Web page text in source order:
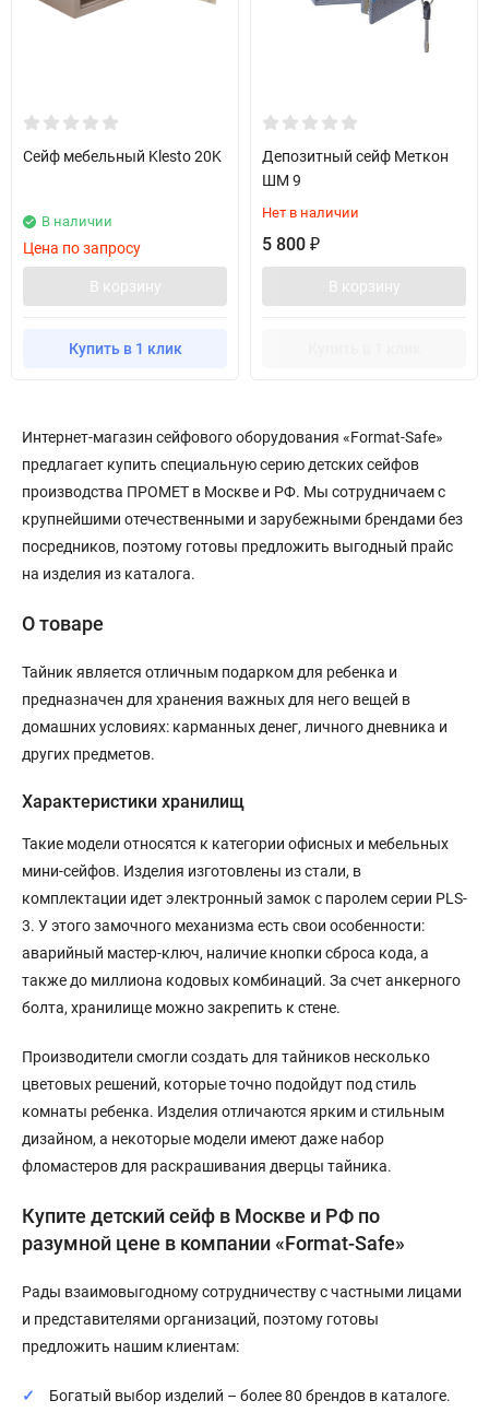
Сейф мебельный Klesto 20K
В наличии
Цена по запросу
В корзину
Купить в 1 клик
Депозитный сейф Меткон
ШМ 9
Нет в наличии
5 800 ₽
В корзину
Интернет-магазин сейфового оборудования «Format-Safe»
предлагает купить специальную серию детских сейфов
производства ПРОМЕТ в Москве и РФ. Мы сотрудничаем с
крупнейшими отечественными и зарубежными брендами без
посредников, поэтому готовы предложить выгодный прайс
на изделия из каталога.
О товаре
Тайник является отличным подарком для ребенка и
предназначен для хранения важных для него вещей в
домашних условиях: карманных денег, личного дневника и
других предметов.
Характеристики хранилищ
Такие модели относятся к категории офисных и мебельных
мини-сейфов. Изделия изготовлены из стали, в
комплектации идет электронный замок с паролем серии PLS-
3. У этого замочного механизма есть свои особенности:
аварийный мастер-ключ, наличие кнопки сброса кода, а
также до миллиона кодовых комбинаций. За счет анкерного
болта, хранилище можно закрепить к стене.
Производители смогли создать для тайников несколько
цветовых решений, которые точно подойдут под стиль
комнаты ребенка. Изделия отличаются ярким и стильным
дизайном, а некоторые модели имеют даже набор
фломастеров для раскрашивания дверцы тайника.
Купите детский сейф в Москве и РФ по
разумной цене в компании «Format-Safe»
Рады взаимовыгодному сотрудничеству с частными лицами
и представителями организаций, поэтому готовы
предложить нашим клиентам:
Богатый выбор изделий – более 80 брендов в каталоге.